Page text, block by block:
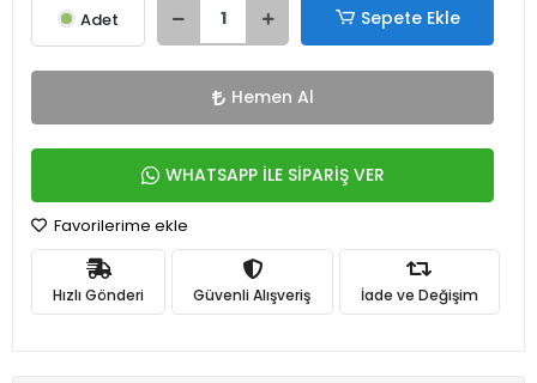
Adet Sepete Ekle
Hemen Al
WHATSAPP İLE SİPARİŞ VER
Favorilerime ekle
Hızlı Gönderi Güvenli Alışveriş İade ve Değişim